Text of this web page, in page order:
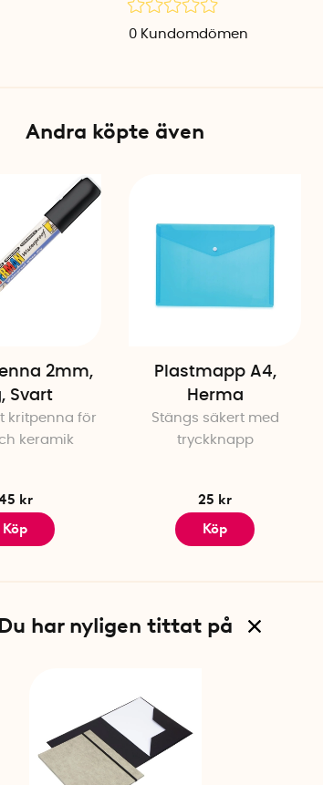
0 Kundomdömen
Andra köpte även
2mm,
Svart
kritpenna för
keramik
kr
Köp
Plastmapp A4,
Herma
Stängs säkert med
tryckknapp
25 kr
Köp
Du har nyligen tittat på